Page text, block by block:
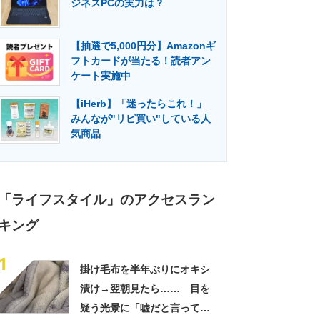
メディア 建設×テクノロジーの最前線
ジネスPCの実力は？
【抽選で5,000円分】Amazonギ
フトカードが当たる！読者アン
ケート実施中
【iHerb】「迷ったらこれ！」
みんなが"リピ買い"している人
気商品
ライフスタイル」のアクセスラン
ング
掛け毛布を半年ぶりにオキシ
漬け→翌朝見たら…… 目を
疑う光景に「嘘だと言ってく